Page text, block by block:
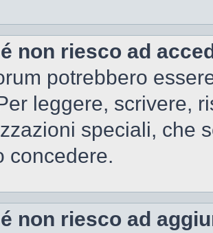
non riesco ad
potrebbero
leggere, scrivere,
speciali, che
concedere.
non riesco ad